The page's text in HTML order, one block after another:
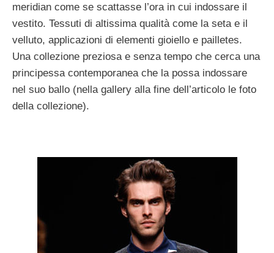
meridian come se scattasse l’ora in cui indossare il
vestito. Tessuti di altissima qualità come la seta e il
velluto, applicazioni di elementi gioiello e pailletes.
Una collezione preziosa e senza tempo che cerca una
principessa contemporanea che la possa indossare
nel suo ballo (nella gallery alla fine dell’articolo le foto
della collezione).